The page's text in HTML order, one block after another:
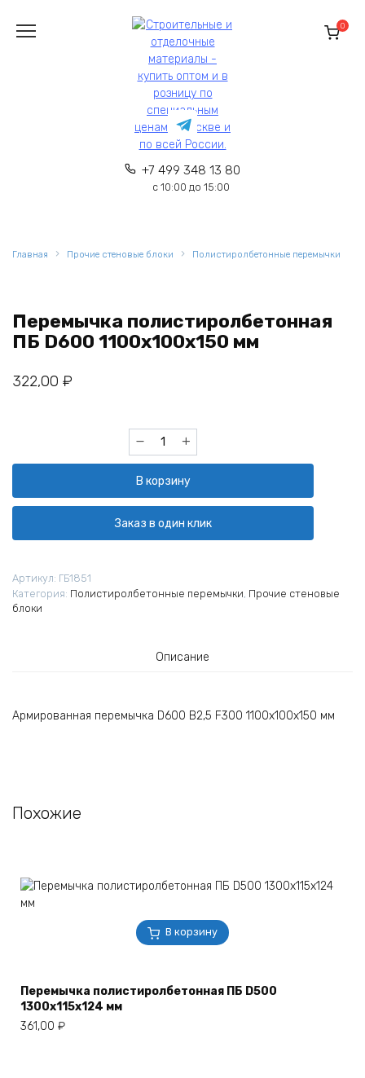
содержанию
+7 499 348 13 80
с 10:00 до 15:00
0
Главная Прочие стеновые блоки Полистиролбетонные перемычки
Перемычка полистиролбетонная
ПБ D600 1100х100х150 мм
322,00 ₽
Количество
товара
полистиролбетонная
ПБ
D600
1100х100х150
В корзину
Заказ в один клик
Артикул: ГБ1851
Категория: Полистиролбетонные перемычки, Прочие стеновые
блоки
Описание
Армированная перемычка D600 B2,5 F300 1100х100х150 мм
Похожие
В корзину
Перемычка полистиролбетонная ПБ D500
1300х115х124 мм
361,00 ₽